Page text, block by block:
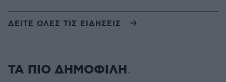
ΔΕΙΤΕ ΟΛΕΣ ΤΙΣ ΕΙΔΗΣΕΙΣ
ΤΑ ΠΙΟ ΔΗΜΟΦΙΛΗ